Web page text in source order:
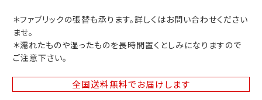
＊ファブリックの張替も承ります。詳しくはお問い合わせください
ませ。
＊濡れたものや湿ったものを長時間置くとしみになりますので
ご注意下さい。
全国送料無料でお届けします